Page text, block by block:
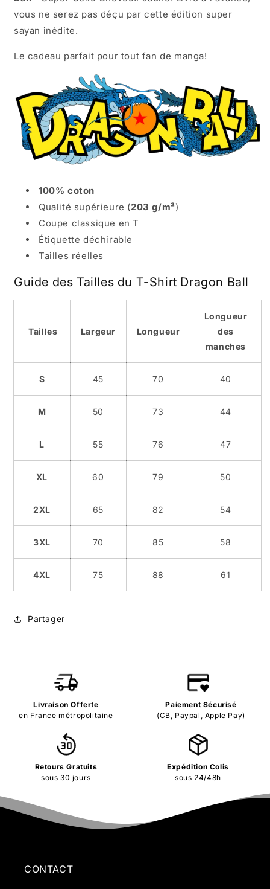
vous ne serez pas déçu par cette édition super
sayan inédite.
Le cadeau parfait pour tout fan de manga!
100% coton
Qualité supérieure (203 g/m²)
Coupe classique en T
Étiquette déchirable
Tailles réelles
Guide des Tailles du T-Shirt Dragon Ball
Tailles Largeur Longueur
Longueur
des
manches
S 45 70 40
M 50 73 44
L 55 76 47
XL 60 79 50
2XL 65 82 54
3XL 70 85 58
4XL 75 88 61
Partager
Livraison Offerte
en France métropolitaine
Paiement Sécurisé
(CB, Paypal, Apple Pay)
Retours Gratuits
sous 30 jours
Expédition Colis
sous 24/48h
CONTACT